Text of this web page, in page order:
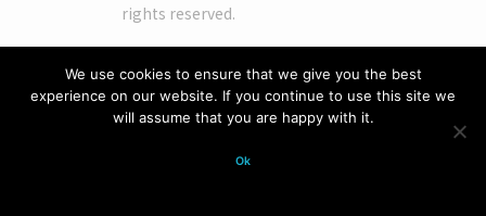
rights reserved.
We use cookies to ensure that we give you the best
experience on our website. If you continue to use this site we
will assume that you are happy with it.
Ok